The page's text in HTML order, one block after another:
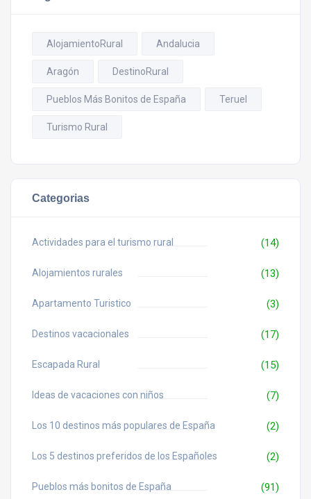
AlojamientoRural Andalucia
Aragón DestinoRural
Pueblos Más Bonitos de España Teruel
Turismo Rural
Categorias
Actividades para el turismo rural (14)
Alojamientos rurales (13)
Apartamento Turistico (3)
Destinos vacacionales (17)
Escapada Rural (15)
Ideas de vacaciones con niños (7)
Los 10 destinos más populares de España (2)
Los 5 destinos preferidos de los Españoles (2)
Pueblos más bonitos de España (91)